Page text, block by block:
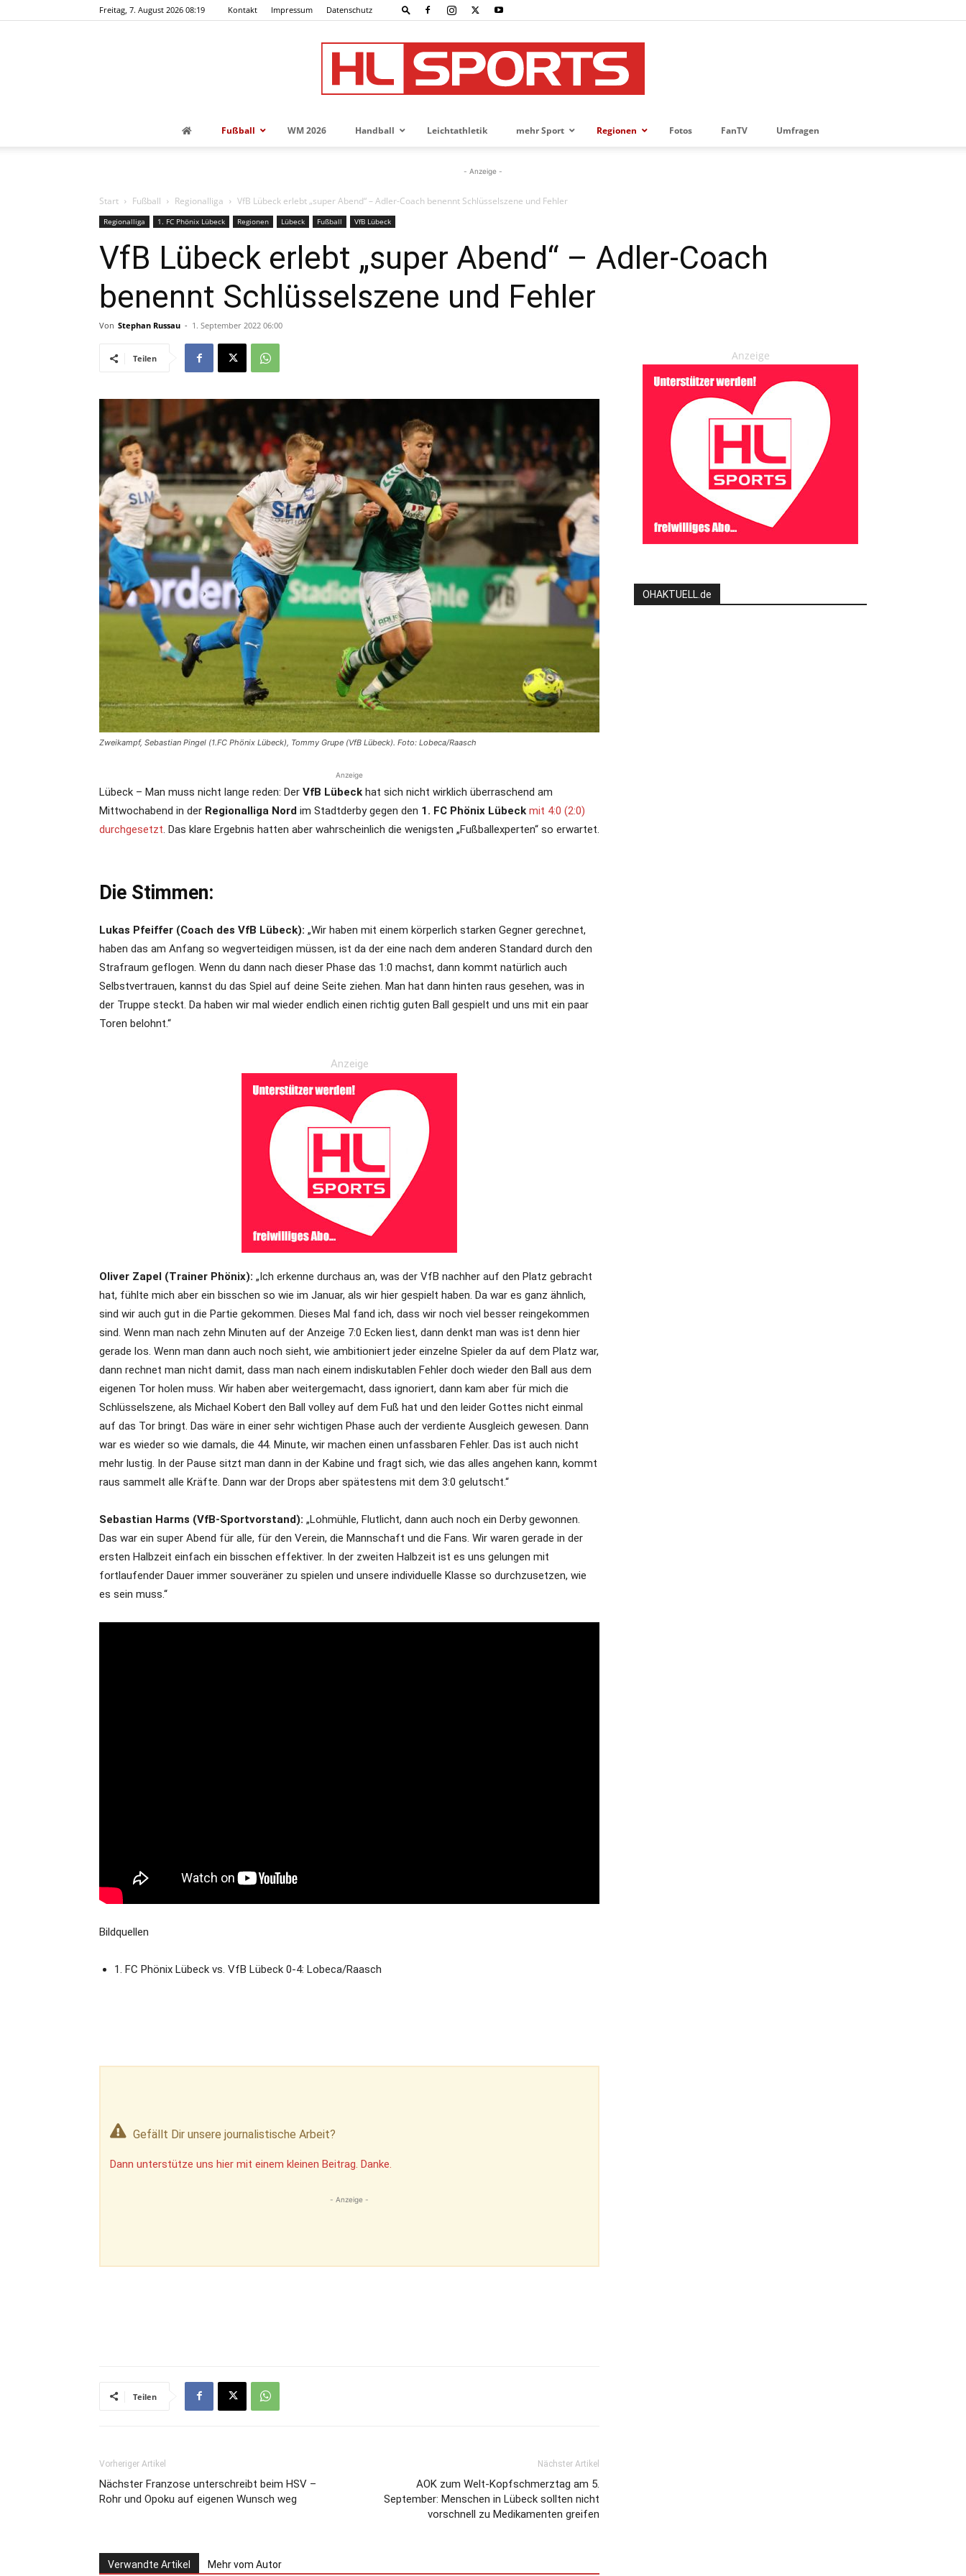
Freitag, 7. August 2026 08:19 Kontakt Impressum Datenschutz
für
die
Region
Fußball WM 2026 Handball Leichtathletik mehr Sport Regionen Fotos FanTV Umfragen
- Anzeige -
Start Fußball Regionalliga VfB Lübeck erlebt „super Abend“ – Adler-Coach benennt Schlüsselszene und Fehler
Regionalliga 1. FC Phönix Lübeck Regionen Lübeck Fußball VfB Lübeck
VfB Lübeck erlebt „super Abend“ – Adler-Coach
benennt Schlüsselszene und Fehler
Von Stephan Russau - 1. September 2022 06:00
Teilen
Zweikampf, Sebastian Pingel (1.FC Phönix Lübeck), Tommy Grupe (VfB Lübeck). Foto: Lobeca/Raasch
Anzeige
Lübeck – Man muss nicht lange reden: Der VfB Lübeck hat sich nicht wirklich überraschend am
Mittwochabend in der Regionalliga Nord im Stadtderby gegen den 1. FC Phönix Lübeck mit 4:0 (2:0)
durchgesetzt. Das klare Ergebnis hatten aber wahrscheinlich die wenigsten „Fußballexperten“ so erwartet.
Die Stimmen:
Lukas Pfeiffer (Coach des VfB Lübeck): „Wir haben mit einem körperlich starken Gegner gerechnet,
haben das am Anfang so wegverteidigen müssen, ist da der eine nach dem anderen Standard durch den
Strafraum geflogen. Wenn du dann nach dieser Phase das 1:0 machst, dann kommt natürlich auch
Selbstvertrauen, kannst du das Spiel auf deine Seite ziehen. Man hat dann hinten raus gesehen, was in
der Truppe steckt. Da haben wir mal wieder endlich einen richtig guten Ball gespielt und uns mit ein paar
Toren belohnt.“
Anzeige
Oliver Zapel (Trainer Phönix): „Ich erkenne durchaus an, was der VfB nachher auf den Platz gebracht
hat, fühlte mich aber ein bisschen so wie im Januar, als wir hier gespielt haben. Da war es ganz ähnlich,
sind wir auch gut in die Partie gekommen. Dieses Mal fand ich, dass wir noch viel besser reingekommen
sind. Wenn man nach zehn Minuten auf der Anzeige 7:0 Ecken liest, dann denkt man was ist denn hier
gerade los. Wenn man dann auch noch sieht, wie ambitioniert jeder einzelne Spieler da auf dem Platz war,
dann rechnet man nicht damit, dass man nach einem indiskutablen Fehler doch wieder den Ball aus dem
eigenen Tor holen muss. Wir haben aber weitergemacht, dass ignoriert, dann kam aber für mich die
Schlüsselszene, als Michael Kobert den Ball volley auf dem Fuß hat und den leider Gottes nicht einmal
auf das Tor bringt. Das wäre in einer sehr wichtigen Phase auch der verdiente Ausgleich gewesen. Dann
war es wieder so wie damals, die 44. Minute, wir machen einen unfassbaren Fehler. Das ist auch nicht
mehr lustig. In der Pause sitzt man dann in der Kabine und fragt sich, wie das alles angehen kann, kommt
raus sammelt alle Kräfte. Dann war der Drops aber spätestens mit dem 3:0 gelutscht.“
Sebastian Harms (VfB-Sportvorstand): „Lohmühle, Flutlicht, dann auch noch ein Derby gewonnen.
Das war ein super Abend für alle, für den Verein, die Mannschaft und die Fans. Wir waren gerade in der
ersten Halbzeit einfach ein bisschen effektiver. In der zweiten Halbzeit ist es uns gelungen mit
fortlaufender Dauer immer souveräner zu spielen und unsere individuelle Klasse so durchzusetzen, wie
es sein muss.“
Bildquellen
1. FC Phönix Lübeck vs. VfB Lübeck 0-4: Lobeca/Raasch
Gefällt Dir unsere journalistische Arbeit?
Dann unterstütze uns hier mit einem kleinen Beitrag. Danke.
- Anzeige -
Teilen
Vorheriger Artikel
Nächster Franzose unterschreibt beim HSV –
Rohr und Opoku auf eigenen Wunsch weg
Nächster Artikel
AOK zum Welt-Kopfschmerztag am 5.
September: Menschen in Lübeck sollten nicht
vorschnell zu Medikamenten greifen
Verwandte Artikel Mehr vom Autor
Anzeige
OHAKTUELL.de